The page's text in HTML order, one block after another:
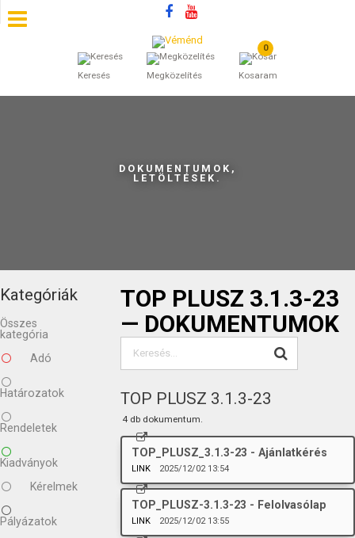
Keresés Megközelítés
0
Kosaram
DOKUMENTUMOK,
LETÖLTÉSEK.
SZÁLLÁSOK
BEJEGYZÉSEK
KINCSES BARANYA VÉMÉND
Kategóriák
Összes
kategória
Adó
Határozatok
Rendeletek
Kiadványok
Kérelmek
Pályázatok
TOP PLUSZ 3.1.3-23
— DOKUMENTUMOK
TOP PLUSZ 3.1.3-23
4 db dokumentum.
TOP_PLUSZ_3.1.3-23 - Ajánlatkérés
LINK 2025/12/02 13:54
TOP_PLUSZ-3.1.3-23 - Felolvasólap
LINK 2025/12/02 13:55